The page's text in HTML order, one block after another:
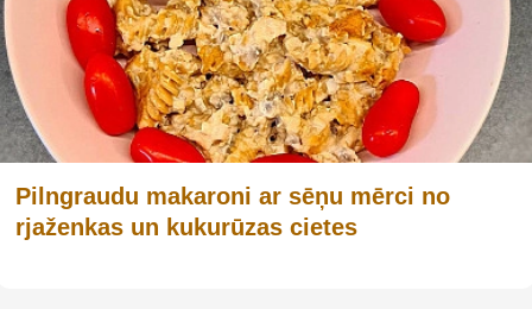
Pilngraudu makaroni ar sēņu mērci no
rjaženkas un kukurūzas cietes